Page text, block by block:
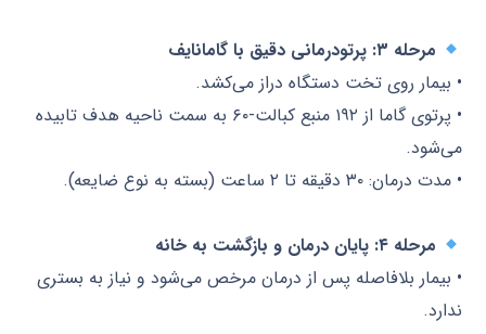
مرحله ۳: پرتودرمانی دقیق با گامانایف
• بیمار روی تخت دستگاه دراز می‌کشد.
• پرتوی گاما از ۱۹۲ منبع کبالت-۶۰ به سمت ناحیه هدف تابیده
می‌شود.
• مدت درمان: ۳۰ دقیقه تا ۲ ساعت (بسته به نوع ضایعه).
مرحله ۴: پایان درمان و بازگشت به خانه
• بیمار بلافاصله پس از درمان مرخص می‌شود و نیاز به بستری
ندارد.